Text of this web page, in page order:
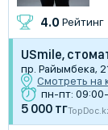
4.0 Рейтинг
USmile,
пр. Райымбека,
Смотреть на
пн-пт:
5 000 тг